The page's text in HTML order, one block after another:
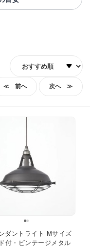
並び順
≪ 前へ 次へ ≫
ダントライト Mサイズ
付・ビンテージメタル